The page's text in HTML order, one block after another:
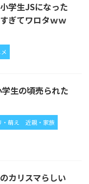
学生JSになった
ぎてワロタｗｗ
生の頃売られた
・萌え
近親・家族
カリスマらしい